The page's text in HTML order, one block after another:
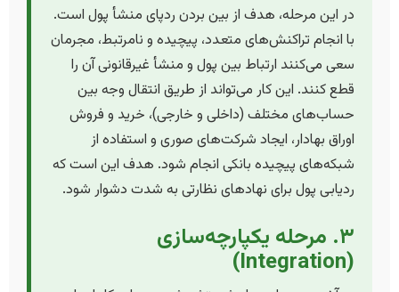
در این مرحله، هدف از بین بردن ردپای منشأ پول است.
با انجام تراکنش‌های متعدد، پیچیده و نامرتبط، مجرمان
سعی می‌کنند ارتباط بین پول و منشأ غیرقانونی آن را
قطع کنند. این کار می‌تواند از طریق انتقال وجه بین
حساب‌های مختلف (داخلی و خارجی)، خرید و فروش
اوراق بهادار، ایجاد شرکت‌های صوری و استفاده از
شبکه‌های پیچیده بانکی انجام شود. هدف این است که
ردیابی پول برای نهادهای نظارتی به شدت دشوار شود.
۳. مرحله یکپارچه‌سازی
(Integration)